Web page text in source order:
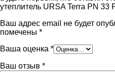
утеплитель URSA Terra PN 33
Ваш адрес email не будет
помечены *
Ваша оценка *
Ваш отзыв *